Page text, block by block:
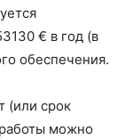
€ в год (в
обеспечения.
(или срок
можно